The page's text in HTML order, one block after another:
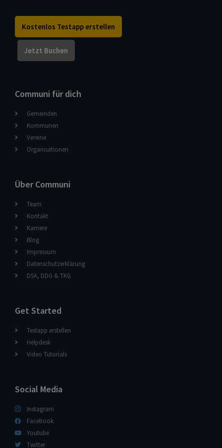
Kostenlos Testapp erstellen
Jetzt Buchen
Communi für dich
Gemeinden
Kommunen
Vereine
Organisationen
Über Communi
Team
Kontakt
Karriere
Blog
Impressum
Datenschutzerklärung
DSA, DDG & TKG
Get Started
Testapp erstellen
Helpdesk
Video Tutorials
Social Media
Instagram
Facebook
Youtube
Twitter